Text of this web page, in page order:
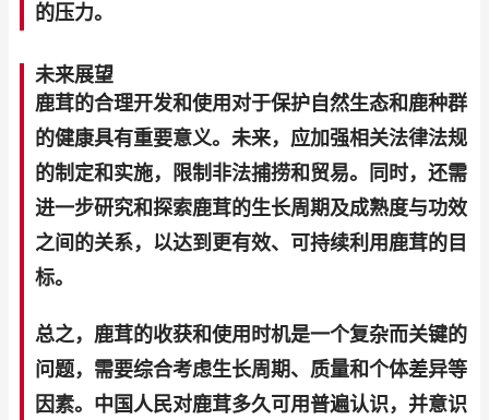
的压力。
未来展望
鹿茸的合理开发和使用对于保护自然生态和鹿种群
的健康具有重要意义。未来，应加强相关法律法规
的制定和实施，限制非法捕捞和贸易。同时，还需
进一步研究和探索鹿茸的生长周期及成熟度与功效
之间的关系，以达到更有效、可持续利用鹿茸的目
标。
总之，鹿茸的收获和使用时机是一个复杂而关键的
问题，需要综合考虑生长周期、质量和个体差异等
因素。中国人民对鹿茸多久可用普遍认识，并意识